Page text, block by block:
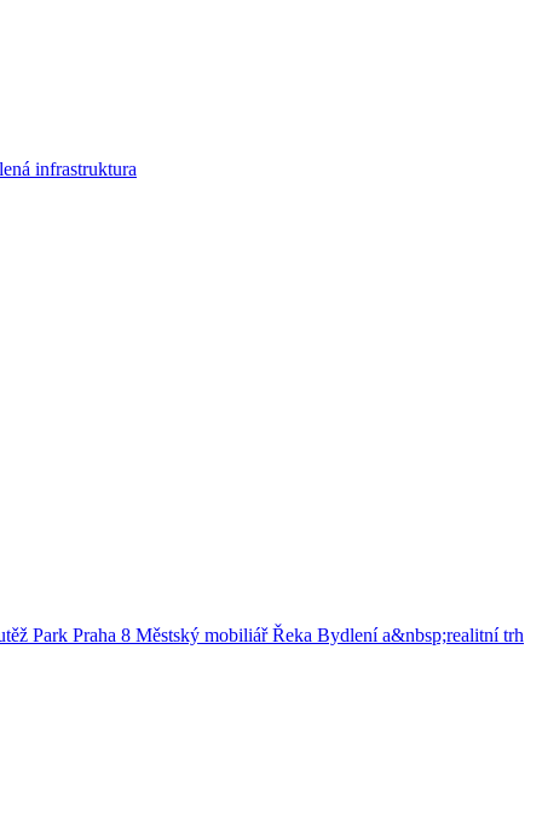
infrastruktura
Park Praha 8 Městský mobiliářŘeka Bydlení a&nbsp;realitní trh